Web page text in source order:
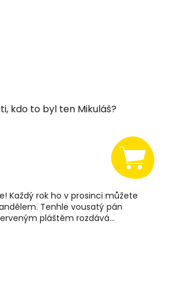
kdo to byl ten Mikuláš?
Každý rok ho v prosinci můžete
Tenhle vousatý pán
pláštěm rozdává...